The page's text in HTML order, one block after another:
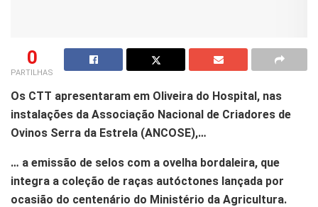
0
PARTILHAS
Os CTT apresentaram em Oliveira do Hospital, nas
instalações da Associação Nacional de Criadores de
Ovinos Serra da Estrela (ANCOSE),…
… a emissão de selos com a ovelha bordaleira, que
integra a coleção de raças autóctones lançada por
ocasião do centenário do Ministério da Agricultura.